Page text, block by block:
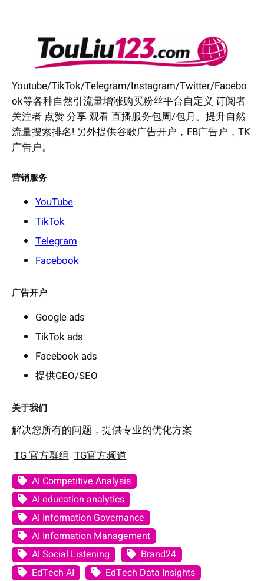
Youtube/TikTok/Telegram/Instagram/Twitter/Facebo
ok等各种自然引流量增涨购买粉丝平台自定义 订阅者
关注者 点赞 分享 观看 直播服务包周/包月。提升自然
流量搜索排名! 另外提供谷歌广告开户，FB广告户，TK
广告户。
营销服务
YouTube
TikTok
Telegram
Facebook
广告开户
Google ads
TikTok ads
Facebook ads
提供GEO/SEO
关于我们
解决您所有的问题，提供专业的优化方案
TG 官方群组 TG官方频道
AI Competitive Analysis
AI education analytics
AI Information Governance
AI Information Management
AI Social Listening
Brand24
EdTech AI
EdTech Data Insights